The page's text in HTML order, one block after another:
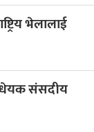
भेलालाई
संसदीय